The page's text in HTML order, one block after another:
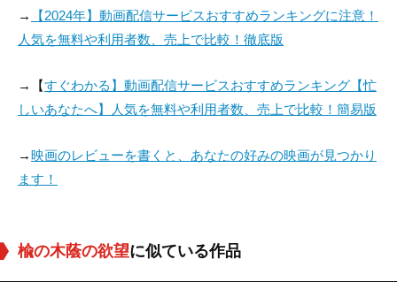
→
【2024年】動画配信サービスおすすめランキングに注意！
人気を無料や利用者数、売上で比較！徹底版
→【すぐわかる】動画配信サービスおすすめランキング【忙
しいあなたへ】人気を無料や利用者数、売上で比較！簡易版
→映画のレビューを書くと、あなたの好みの映画が見つかり
ます！
楡の木蔭の欲望に似ている作品